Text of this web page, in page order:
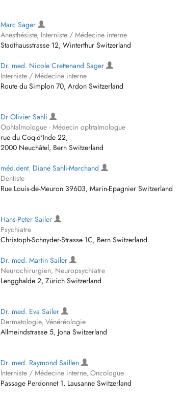
Marc Sager
Anesthésiste, Interniste / Médecine interne
Stadthausstrasse 12, Winterthur Switzerland
Dr. med. Nicole Crettenand Sager
Interniste / Médecine interne
Route du Simplon 70, Ardon Switzerland
Dr Olivier Sahli
Ophtalmologue - Médecin ophtalmologue
rue du Coq-d'Inde 22,
2000 Neuchâtel, Bern Switzerland
méd.dent. Diane Sahli-Marchand
Dentiste
Rue Louis-de-Meuron 39603, Marin-Epagnier Switzerland
Hans-Peter Sailer
Psychiatre
Christoph-Schnyder-Strasse 1C, Bern Switzerland
Dr. med. Martin Sailer
Neurochirurgien, Neuropsychiatre
Lengghalde 2, Zürich Switzerland
Dr. med. Eva Sailer
Dermatologie, Vénéréologie
Allmeindstrasse 5, Jona Switzerland
Dr. med. Raymond Saillen
Interniste / Médecine interne, Oncologue
Passage Perdonnet 1, Lausanne Switzerland